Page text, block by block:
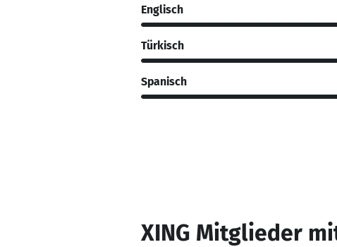
Englisch
Türkisch
Spanisch
XING Mitglieder